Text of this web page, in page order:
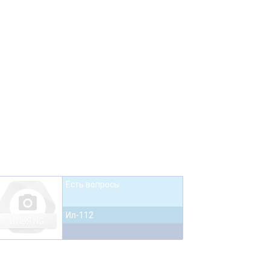
photo_camera
Есть вопросы
Ил-112